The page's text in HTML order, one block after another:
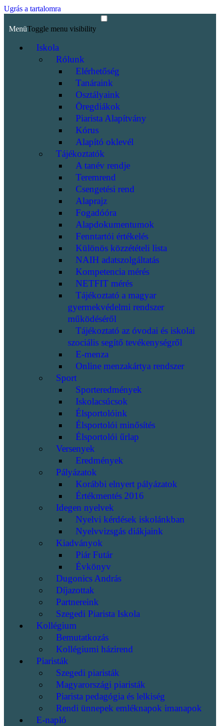
Ugrás a tartalomra
MenüToggle menu visibility
Iskola
Rólunk
Elérhetőség
Tanáraink
Osztályaink
Öregdiákok
Piarista Alapítvány
Kórus
Alapító oklevél
Tájékoztatók
A tanév rendje
Teremrend
Csengetési rend
Alaprajz
Fogadóóra
Alapdokumentumok
Fenntartói értékelés
Különös közzétételi lista
NAIH adatszolgáltatás
Kompetencia mérés
NETFIT mérés
Tájékoztató a magyar
gyermekvédelmi rendszer
működéséről
Tájékoztató az óvodai és iskolai
szociális segítő tevékenységről
E-menza
Online menzakártya rendszer
Sport
Sporteredmények
Iskolacsúcsok
Élsportolóink
Élsportolói minősítés
Élsportolói űrlap
Versenyek
Eredmények
Pályázatok
Korábbi elnyert pályázatok
Értékmentés 2016
Idegen nyelvek
Nyelvi kérdések iskolánkban
Nyelvvizsgás diákjaink
Kiadványok
Piár Futár
Évkönyv
Dugonics András
Díjazottak
Partnereink
Szegedi Piarista Iskola
Kollégium
Bemutatkozás
Kollégiumi házirend
Piaristák
Szegedi piaristák
Magyarországi piaristák
Piarista pedagógia és lelkiség
Rendi ünnepek emléknapok imanapok
E-napló